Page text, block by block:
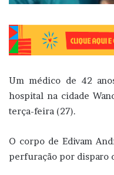
Um médico de 42
hospital na cidade
terça-feira (27).
O corpo de Edivam
perfuração por disparo